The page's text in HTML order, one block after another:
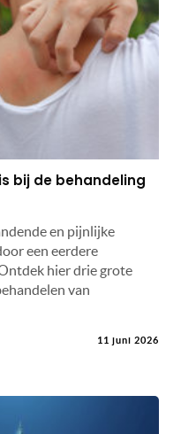
bij de behandeling
en pijnlijke
een eerdere
hier drie grote
van
11 juni 2026